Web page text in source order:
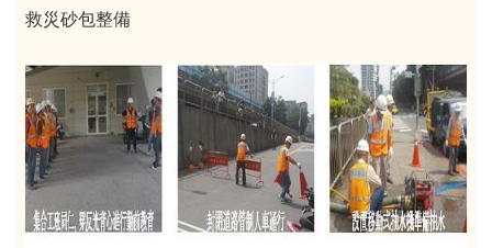
救災砂包整備